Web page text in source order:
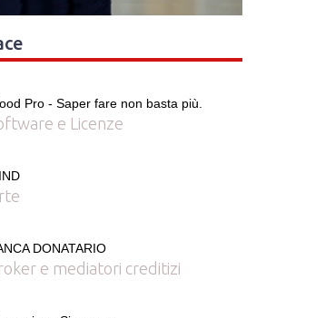
Pro - Saper fare non basta più.
e Licenze
DONATARIO
e mediatori creditizi